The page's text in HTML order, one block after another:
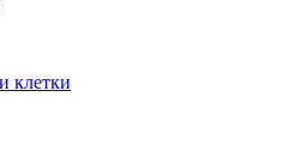
клетки